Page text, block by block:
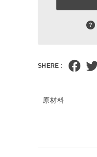
SHERE :
原材料